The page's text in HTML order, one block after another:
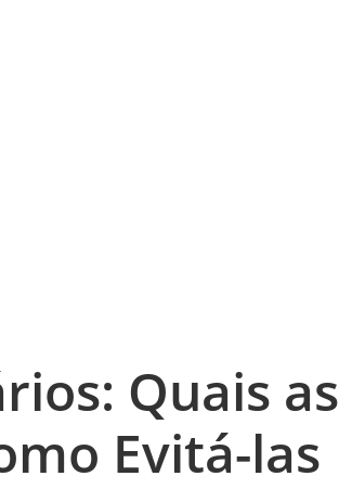
Quais as
Evitá-las